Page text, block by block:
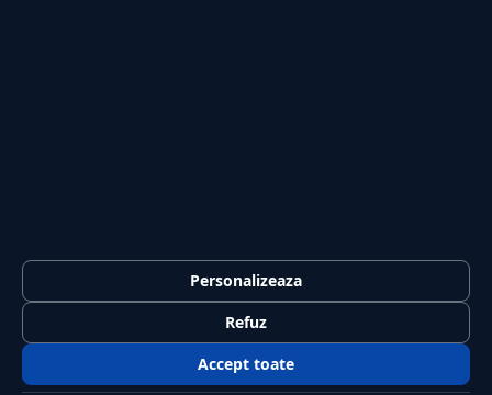
Confidențialitate
Politica de cookies
Personalizeaza
Refuz
Accept toate